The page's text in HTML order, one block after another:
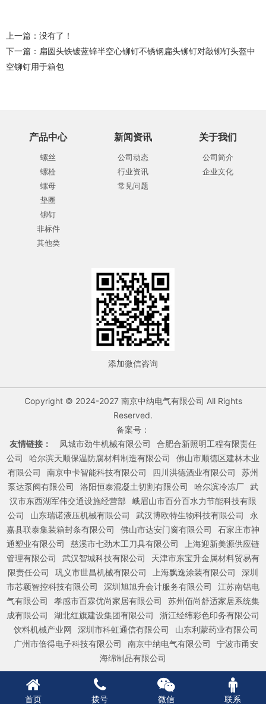
上一篇：没有了！
下一篇： 扁圆头铁镀蓝锌半空心铆钉不锈钢扁头铆钉对敲铆钉头盔中
空铆钉用于箱包
产品中心
螺丝
螺栓
螺母
垫圈
铆钉
非标件
其他类
新闻资讯
公司动态
行业资讯
常见问题
关于我们
公司简介
企业文化
添加微信咨询
Copyright © 2024-2027 南京中纳电气有限公司 All Rights
Reserved.
备案号：
友情链接：
凤城市劲牛机械有限公司
合肥合新照明工程有限责任
公司
哈尔滨天顺保温防腐材料制造有限公司
佛山市顺德区建林木业
有限公司
南京中卡智能科技有限公司 四川洪德酒业有限公司
苏州
泵达泵阀有限公司
洛阳恒泰混凝土切割有限公司 哈尔滨冷冻厂 武
汉市东西湖军伟交通设施经营部
峨眉山市百分百水力节能科技有限
公司
山东瑞诺液压机械有限公司 武汉博欧特生物科技有限公司
永
嘉县联泰集装箱封条有限公司
佛山市达安门窗有限公司
石家庄市神
通塑业有限公司
慈溪市七劲木工刀具有限公司
上海迎新美源供应链
管理有限公司
武汉智城科技有限公司
天津市东宝升金属材料贸易有
限责任公司
巩义市世昌机械有限公司 上海飘逸涂装有限公司
深圳
市芯颖智控科技有限公司
深圳旭旭升会计服务有限公司
江苏南铝电
气有限公司
孝感市百霖优尚家居有限公司
苏州佰尚舒适家居系统集
成有限公司
湖北红旗建设集团有限公司
浙江经纬彩色印务有限公司
饮料机械产业网
深圳市科虹通信有限公司
山东利蒙药业有限公司
广州市倍得电子科技有限公司
南京中纳电气有限公司
宁波市甬安
海绵制品有限公司
首页 拨号 微信 联系